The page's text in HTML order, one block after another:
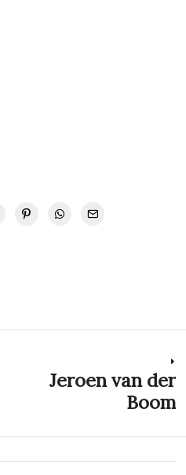
Jeroen van der
Boom